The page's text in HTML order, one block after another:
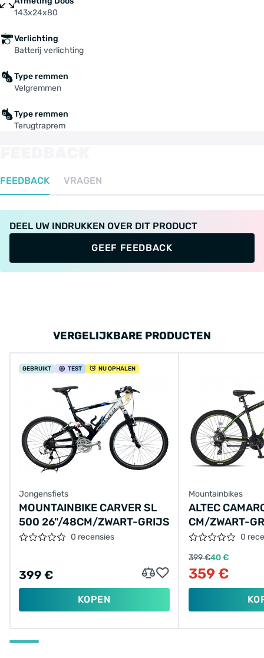
143x24x80
Verlichting
Batterij verlichting
Type remmen
Velgremmen
Type remmen
Terugtraprem
FEEDBACK VRAGEN
DEEL UW INDRUKKEN OVER DIT PRODUCT
GEEF FEEDBACK
VERGELIJKBARE PRODUCTEN
GEBRUIKT TEST NU OPHALEN
Jongensfiets
MOUNTAINBIKE CARVER SL
500 26"/48CM/ZWART-GRIJS
0 recensies
399 €
KOPEN
Mountainbikes
ALTEC
CM/ZWART-
0
399 €40 €
359 €